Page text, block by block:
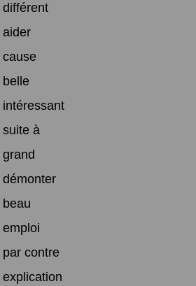
différent
aider
cause
belle
intéressant
suite à
grand
démonter
beau
emploi
par contre
explication